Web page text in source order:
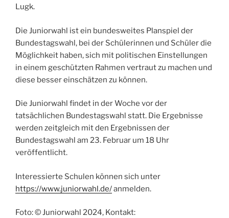
Lugk.
Die Juniorwahl ist ein bundesweites Planspiel der
Bundestagswahl, bei der Schülerinnen und Schüler die
Möglichkeit haben, sich mit politischen Einstellungen
in einem geschützten Rahmen vertraut zu machen und
diese besser einschätzen zu können.
Die Juniorwahl findet in der Woche vor der
tatsächlichen Bundestagswahl statt. Die Ergebnisse
werden zeitgleich mit den Ergebnissen der
Bundestagswahl am 23. Februar um 18 Uhr
veröffentlicht.
Interessierte Schulen können sich unter
https://www.juniorwahl.de/anmelden.
Foto: © Juniorwahl 2024, Kontakt: